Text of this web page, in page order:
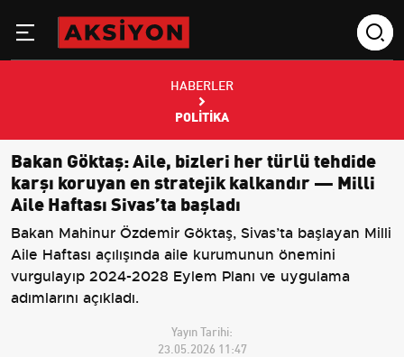
HABERLER
POLITIKA
Bakan Göktaş: Aile, bizleri her türlü tehdide
karşı koruyan en stratejik kalkandır — Milli
Aile Haftası Sivas’ta başladı
Bakan Mahinur Özdemir Göktaş, Sivas’ta başlayan Milli
Aile Haftası açılışında aile kurumunun önemini
vurgulayıp 2024-2028 Eylem Planı ve uygulama
adımlarını açıkladı.
Yayın Tarihi:
23.05.2026 11:47